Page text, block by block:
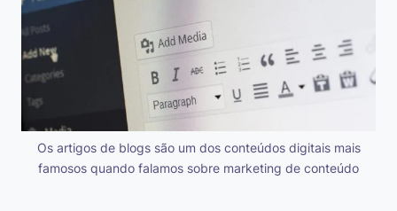
Os artigos de blogs são um dos conteúdos digitais mais
famosos quando falamos sobre marketing de conteúdo